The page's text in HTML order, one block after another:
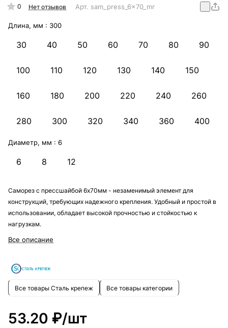
0 Нет отзывов Арт. sam_press_6x70_mm_konstr
Длина, мм : 300
30 40 50 60 70 80 90
100 110 120 130 140 150
160 180 200 220 240 260
280 300 320 340 360 400
Диаметр, мм : 6
6 8 12
Саморез с прессшайбой 6х70мм - незаменимый элемент для
конструкций, требующих надежного крепления. Удобный и простой в
использовании, обладает высокой прочностью и стойкостью к
нагрузкам.
Все описание
Все товары Сталь крепеж Все товары категории
53.20 ₽/шт